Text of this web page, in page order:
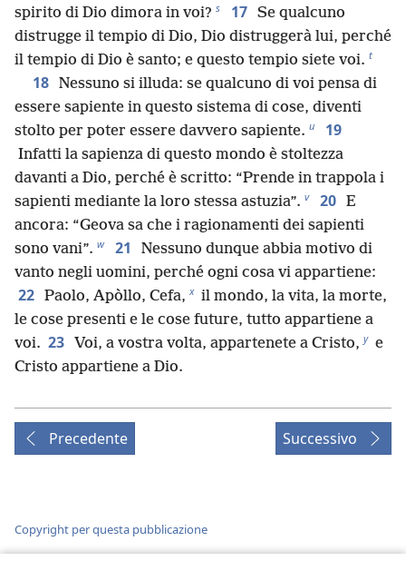
spirito di Dio dimora in voi? s 17 Se qualcuno
distrugge il tempio di Dio, Dio distruggerà lui, perché
il tempio di Dio è santo; e questo tempio siete voi. t
18 Nessuno si illuda: se qualcuno di voi pensa di
essere sapiente in questo sistema di cose, diventi
stolto per poter essere davvero sapiente. u 19
Infatti la sapienza di questo mondo è stoltezza
davanti a Dio, perché è scritto: “Prende in trappola i
sapienti mediante la loro stessa astuzia”. v 20 E
ancora: “Geova sa che i ragionamenti dei sapienti
sono vani”. w 21
Nessuno dunque abbia motivo di
vanto negli uomini, perché ogni cosa vi appartiene:
22 Paolo, Apòllo, Cefa, x il mondo, la vita, la morte,
le cose presenti e le cose future, tutto appartiene a
voi. 23 Voi, a vostra volta, appartenete a Cristo, y e
Cristo appartiene a Dio.
Precedente Successivo
Copyright per questa pubblicazione